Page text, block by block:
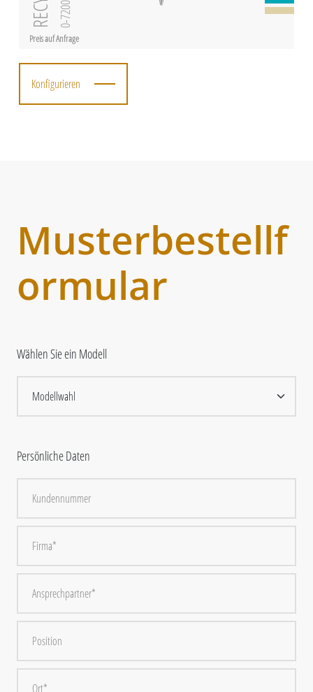
Preis auf Anfrage
0-7200
Konfigurieren
Musterbestellf
ormular
Wählen Sie ein Modell
Persönliche Daten